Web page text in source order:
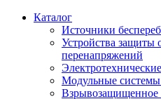
Каталог
Источники
Устройства защиты
перенапряжений
Модульные
Взрывозащищенное